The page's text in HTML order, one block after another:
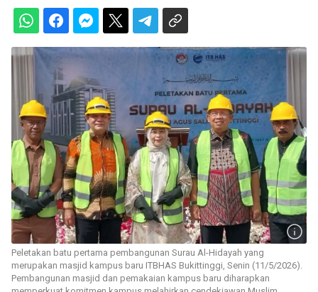
Peletakan batu pertama pembangunan Surau Al-Hidayah yang
merupakan masjid kampus baru ITBHAS Bukittinggi, Senin (11/5/2026).
Pembangunan masjid dan pemakaian kampus baru diharapkan